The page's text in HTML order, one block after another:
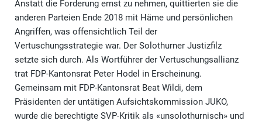
Anstatt die Forderung ernst zu nehmen, quittierten sie die
anderen Parteien Ende 2018 mit Häme und persönlichen
Angriffen, was offensichtlich Teil der
Vertuschungsstrategie war. Der Solothurner Justizfilz
setzte sich durch. Als Wortführer der Vertuschungsallianz
trat FDP-Kantonsrat Peter Hodel in Erscheinung.
Gemeinsam mit FDP-Kantonsrat Beat Wildi, dem
Präsidenten der untätigen Aufsichtskommission JUKO,
wurde die berechtigte SVP-Kritik als «unsolothurnisch» und